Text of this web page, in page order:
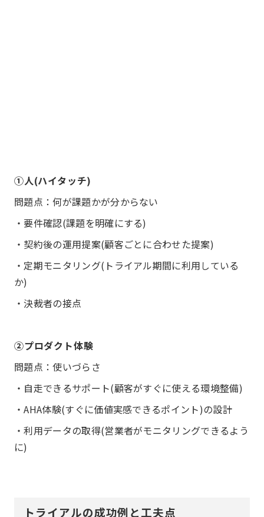
①人(ハイタッチ)
問題点：何が課題かが分からない
・要件確認(課題を明確にする)
・契約後の運用提案(顧客ごとに合わせた提案)
・定期モニタリング(トライアル期間に利用している
か)
・決裁者の接点
②プロダクト体験
問題点：使いづらさ
・自走できるサポート(顧客がすぐに使える環境整備)
・AHA体験(すぐに価値実感できるポイント)の設計
・利用データの取得(営業者がモニタリングできるよう
に)
トライアルの成功例と工夫点